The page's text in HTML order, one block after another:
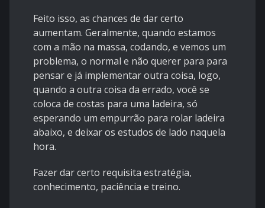
Feito isso, as chances de dar certo
aumentam. Geralmente, quando estamos
com a mão na massa, codando, e vemos um
problema, o normal e não querer para para
pensar e já implementar outra coisa, logo,
quando a outra coisa da errado, você se
coloca de costas para uma ladeira, só
esperando um empurrão para rolar ladeira
abaixo, e deixar os estudos de lado naquela
hora.
Fazer dar certo requisita estratégia,
conhecimento, paciência e treino.